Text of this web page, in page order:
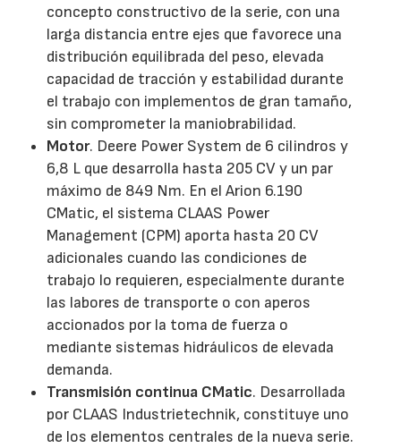
concepto constructivo de la serie, con una
larga distancia entre ejes que favorece una
distribución equilibrada del peso, elevada
capacidad de tracción y estabilidad durante
el trabajo con implementos de gran tamaño,
sin comprometer la maniobrabilidad.
Motor. Deere Power System de 6 cilindros y
6,8 L que desarrolla hasta 205 CV y un par
máximo de 849 Nm. En el Arion 6.190
CMatic, el sistema CLAAS Power
Management (CPM) aporta hasta 20 CV
adicionales cuando las condiciones de
trabajo lo requieren, especialmente durante
las labores de transporte o con aperos
accionados por la toma de fuerza o
mediante sistemas hidráulicos de elevada
demanda.
Transmisión continua CMatic. Desarrollada
por CLAAS Industrietechnik, constituye uno
de los elementos centrales de la nueva serie.